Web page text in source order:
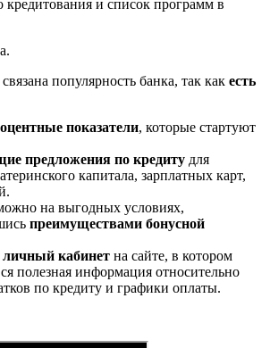
популярность банка, так как есть
показатели, которые стартуют
предложения по кредиту для
капитала, зарплатных карт,
на выгодных условиях,
преимуществами бонусной
кабинет на сайте, в котором
полезная информация относительно
по кредиту и графики оплаты.